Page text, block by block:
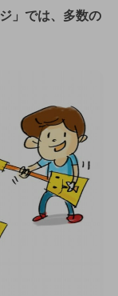
」では、多数の